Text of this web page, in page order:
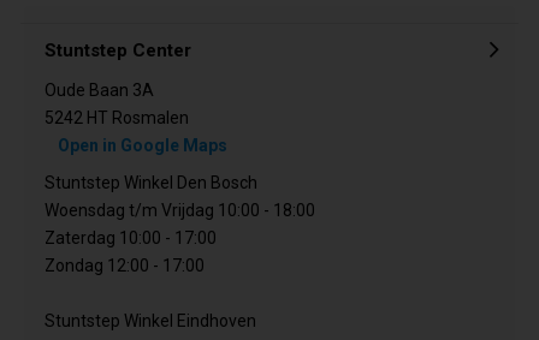
Stuntstep Center
Oude Baan 3A
5242 HT Rosmalen
Open in Google Maps
Stuntstep Winkel Den Bosch
Woensdag t/m Vrijdag 10:00 - 18:00
Zaterdag 10:00 - 17:00
Zondag 12:00 - 17:00
Stuntstep Winkel Eindhoven